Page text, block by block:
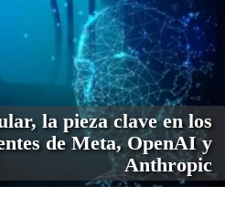
la pieza clave en los
de Meta, OpenAI y
Anthropic